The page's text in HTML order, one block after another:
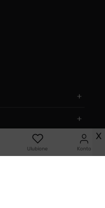
Ulubione Konto
X